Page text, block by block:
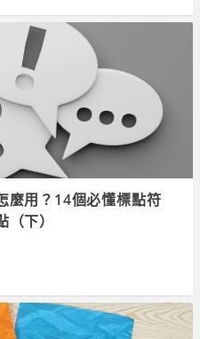
麼用？14個必懂標點符
下）